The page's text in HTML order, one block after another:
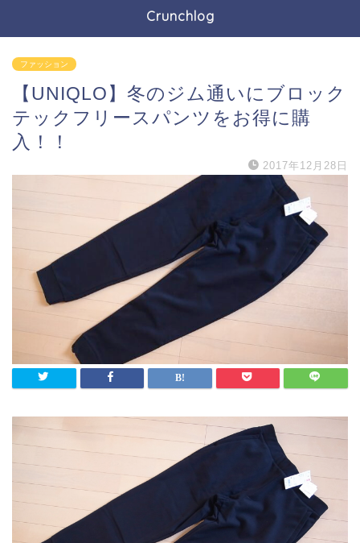
Crunchlog
ファッション
【UNIQLO】冬のジム通いにブロック
テックフリースパンツをお得に購
入！！
2017年12月28日